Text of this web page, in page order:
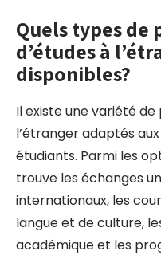
Quels types de
d’études à
disponibles?
Il existe une variété
l’étranger adaptés
étudiants. Parmi les
trouve les échanges
internationaux, les
langue et de culture,
académique et les